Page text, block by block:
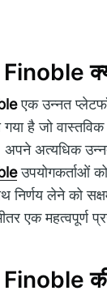
एक उन्नत
गया है जो
अपने अत्यधिक
उपयोगकर्ताओं
निर्णय लेने को
एक महत्वपूर्ण